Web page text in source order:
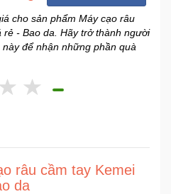
cho sản phẩm Máy cạo râu
rẻ - Bao da. Hãy trở thành người
để nhận những phần quà
râu cầm tay Kemei
da